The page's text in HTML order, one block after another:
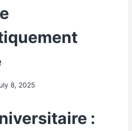
8, 2025
: